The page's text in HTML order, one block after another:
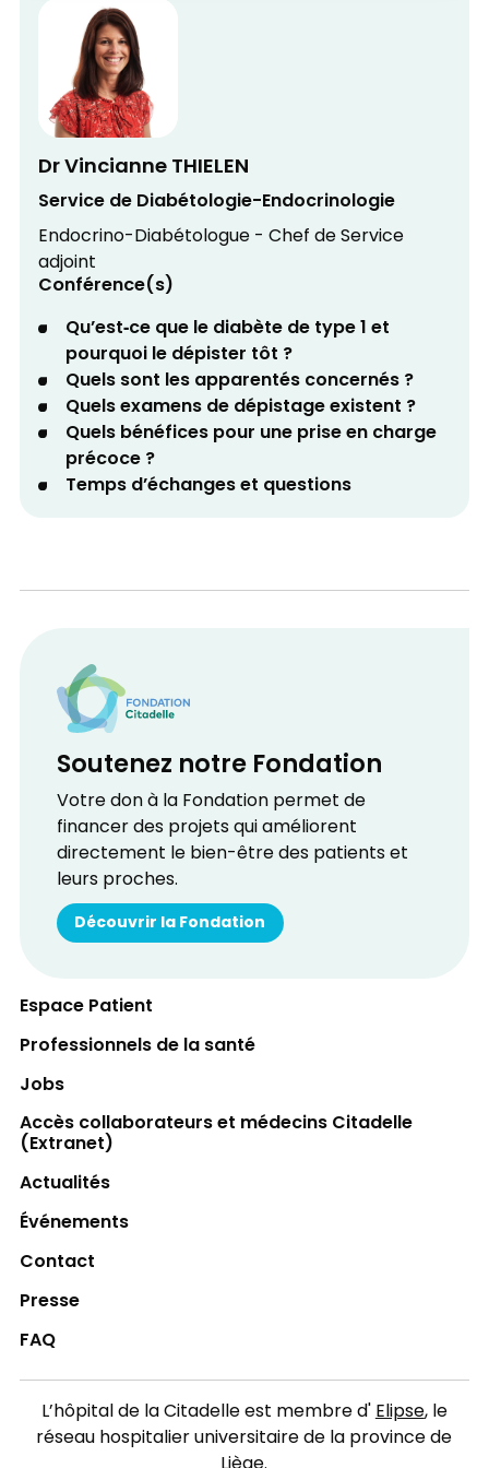
Dr Vincianne THIELEN
Service de Diabétologie-Endocrinologie
Endocrino-Diabétologue - Chef de Service
adjoint
Conférence(s)
Qu’est‑ce que le diabète de type 1 et
pourquoi le dépister tôt ?
Quels sont les apparentés concernés ?
Quels examens de dépistage existent ?
Quels bénéfices pour une prise en charge
précoce ?
Temps d’échanges et questions
Soutenez notre Fondation
Votre don à la Fondation permet de
financer des projets qui améliorent
directement le bien-être des patients et
leurs proches.
Découvrir la Fondation
Espace Patient
Professionnels de la santé
Jobs
Accès collaborateurs et médecins Citadelle
(Extranet)
Actualités
Événements
Contact
Presse
FAQ
L’hôpital de la Citadelle est membre d'Elipse, le
réseau hospitalier universitaire de la province de